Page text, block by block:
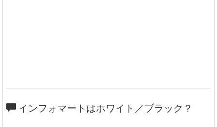
インフォマートはホワイト／ブラック？